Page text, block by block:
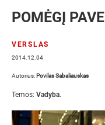
POMĖGĮ
VERSLAS
2014.12.04
Autorius: Povilas Sabaliauskas
Temos: Vadyba.